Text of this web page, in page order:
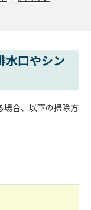
水口やシン
場合、以下の掃除方